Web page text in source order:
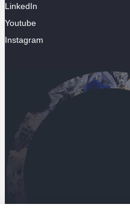
LinkedIn
Youtube
Instagram